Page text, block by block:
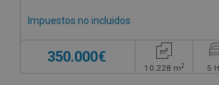
Impuestos no incluidos
350.000€
10.228 m2 5